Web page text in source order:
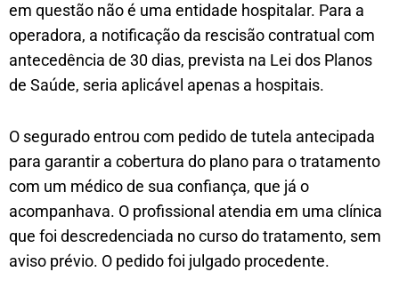
em questão não é uma entidade hospitalar. Para a
operadora, a notificação da rescisão contratual com
antecedência de 30 dias, prevista na Lei dos Planos
de Saúde, seria aplicável apenas a hospitais.
O segurado entrou com pedido de tutela antecipada
para garantir a cobertura do plano para o tratamento
com um médico de sua confiança, que já o
acompanhava. O profissional atendia em uma clínica
que foi descredenciada no curso do tratamento, sem
aviso prévio. O pedido foi julgado procedente.